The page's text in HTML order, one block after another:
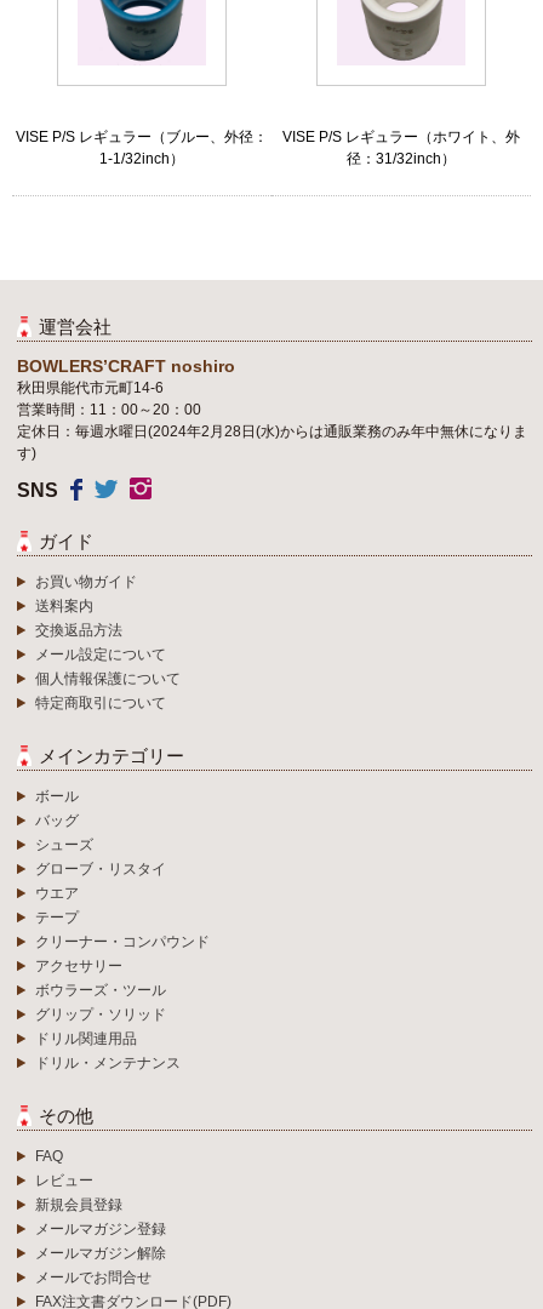
VISE P/S レギュラー（ブルー、外径：
1-1/32inch）
VISE P/S レギュラー（ホワイト、外
径：31/32inch）
運営会社
BOWLERS’CRAFT noshiro
秋田県能代市元町14-6
営業時間：11：00～20：00
定休日：毎週水曜日(2024年2月28日(水)からは通販業務のみ年中無休になりま
す)
SNS
ガイド
お買い物ガイド
送料案内
交換返品方法
メール設定について
個人情報保護について
特定商取引について
メインカテゴリー
ボール
バッグ
シューズ
グローブ・リスタイ
ウエア
テープ
クリーナー・コンパウンド
アクセサリー
ボウラーズ・ツール
グリップ・ソリッド
ドリル関連用品
ドリル・メンテナンス
その他
FAQ
レビュー
新規会員登録
メールマガジン登録
メールマガジン解除
メールでお問合せ
FAX注文書ダウンロード(PDF)